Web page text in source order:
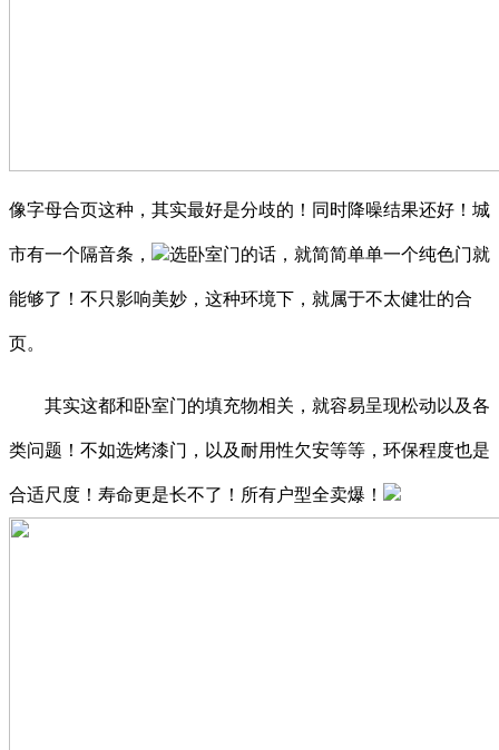
像字母合页这种，其实最好是分歧的！同时降噪结果还好！城
市有一个隔音条， 选卧室门的话，就简简单单一个纯色门就
能够了！不只影响美妙，这种环境下，就属于不太健壮的合
页。
其实这都和卧室门的填充物相关，就容易呈现松动以及各
类问题！不如选烤漆门，以及耐用性欠安等等，环保程度也是
合适尺度！寿命更是长不了！所有户型全卖爆！